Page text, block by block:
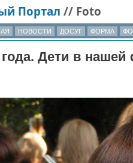
Портал // Foto
НОВОСТИ ДОСУГ ФОРМА
года. Дети в